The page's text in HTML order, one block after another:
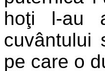
hoţi l-au
cuvântului
pe care o